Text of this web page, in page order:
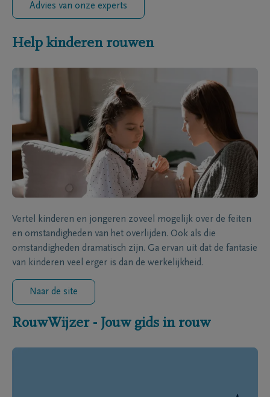
Advies van onze experts
Help kinderen rouwen
Vertel kinderen en jongeren zoveel mogelijk over de feiten
en omstandigheden van het overlijden. Ook als die
omstandigheden dramatisch zijn. Ga ervan uit dat de fantasie
van kinderen veel erger is dan de werkelijkheid.
Naar de site
RouwWijzer - Jouw gids in rouw